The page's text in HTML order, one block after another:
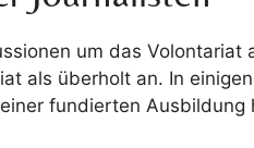
um das
als überholt an. In
fundierten